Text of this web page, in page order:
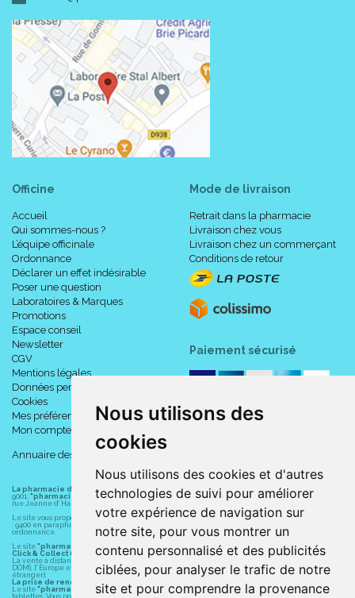
Nous utilisons des
cookies
Nous utilisons des cookies et d'autres
technologies de suivi pour améliorer
votre expérience de navigation sur
notre site, pour vous montrer un
contenu personnalisé et des publicités
ciblées, pour analyser le trafic de notre
site et pour comprendre la provenance
Officine
Accueil
Qui sommes-nous ?
L’équipe officinale
Ordonnance
Déclarer un effet indésirable
Poser une question
Laboratoires & Marques
Promotions
Espace conseil
Newsletter
CGV
Mentions légales
Données personnelles
Cookies
Mes préférences Cookies
Mon compte
Annuaire des pharmacies
Mode de livraison
Retrait dans la pharmacie
Livraison chez vous
Livraison chez un commerçant
Conditions de retour
Paiement sécurisé
La pharmacie du centre à Albert (80300) est une pharmacie française certifiée ISO
9001. "pharmacie-du-centre-albert.fr "est le site internet de la pharmacie du centre
rue Jeanne d' Harcourt, 80300 Albert.
Le site vous propose un large choix de plus de 11000 références, au prix les plus bas possible
: 9400 en parapharmacie, animaux, orthopédie, matériel médical. 1700 en médicaments sans
ordonnance.
Le site "pharmacie-du-centre-albert.fr" vous propose les service suivants :
Click & Collect (retrait gratuit dans la pharmacie).
La vente à distance chez vous et/ou chez un commerçant sur la France (Andorre, Monaco et
DOM), l' Europe et le monde entier (livraison assuré par Colissimo et ses partenaires à l'
étranger).
La prise de rendez-vous.
Le site "pharmacie-du-centre-albert.fr"est également disponible pour vos smartphones et